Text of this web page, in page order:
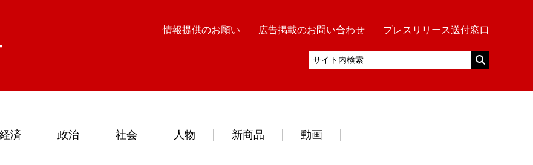
情報提供のお願い 広告掲載のお問い合わせ プレスリリース送付窓口
経済 政治 社会 人物 新商品 動画